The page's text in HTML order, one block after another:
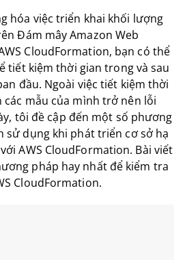
hóa việc triển khai khối lượng
Đám mây Amazon Web
CloudFormation, bạn có thể
tiết kiệm thời gian trong và sau
đầu. Ngoài việc tiết kiệm thời
các mẫu của mình trở nên lỗi
tôi đề cập đến một số phương
sử dụng khi phát triển cơ sở hạ
AWS CloudFormation. Bài viết
pháp hay nhất để kiểm tra
CloudFormation.